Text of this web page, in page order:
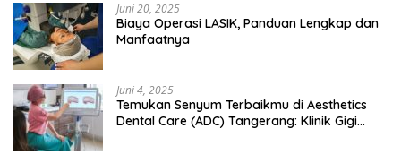
Juni 20, 2025
Biaya Operasi LASIK, Panduan Lengkap dan
Manfaatnya
Juni 4, 2025
Temukan Senyum Terbaikmu di Aesthetics
Dental Care (ADC) Tangerang: Klinik Gigi